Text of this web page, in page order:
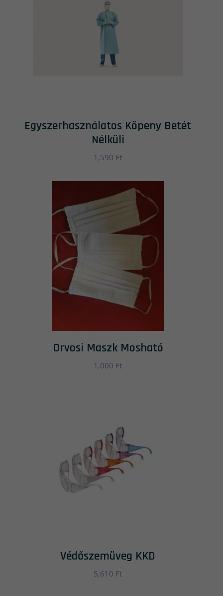
Egyszerhasználatos Köpeny Betét
Nélküli
1,590 Ft
Orvosi Maszk Mosható
1,000 Ft
Védőszemüveg KKD
5,610 Ft